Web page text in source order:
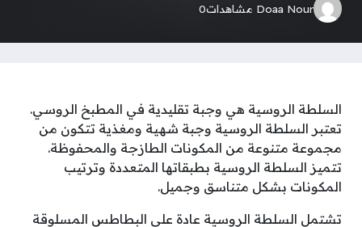
Doaa Nour مشاهدات0
السلطة الروسية هي وجبة تقليدية في المطبخ الروسي.
تعتبر السلطة الروسية وجبة شهية ومغذية تتكون من
مجموعة متنوعة من المكونات الطازجة والمحفوظة.
تتميز السلطة الروسية بطبقاتها المتعددة وترتيب
المكونات بشكل متناسق وجميل.
تشتمل السلطة الروسية عادة على البطاطس المسلوقة